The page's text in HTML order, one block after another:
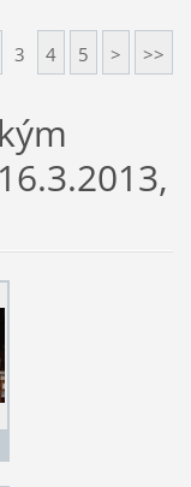
3 4 5 > >>